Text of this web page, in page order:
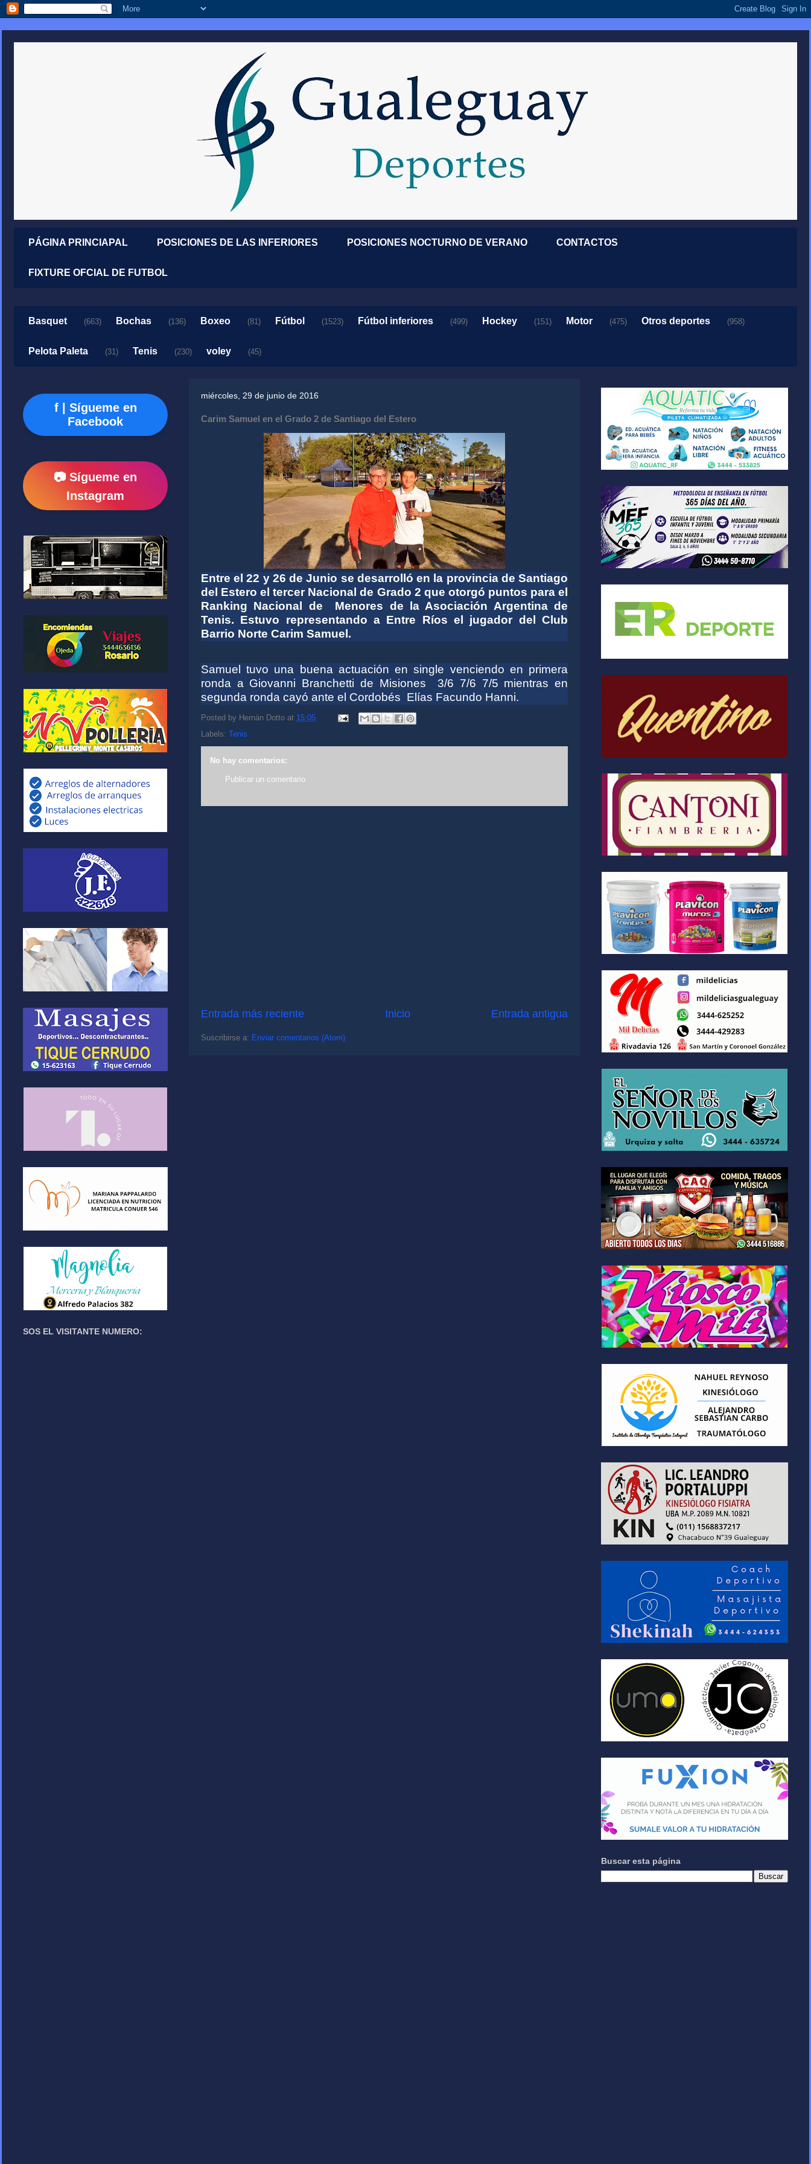
PÁGINA PRINCIAPAL POSICIONES DE LAS INFERIORES POSICIONES NOCTURNO DE VERANO CONTACTOS
FIXTURE OFCIAL DE FUTBOL
Basquet (663) Bochas (136) Boxeo (81) Fútbol (1523) Fútbol inferiores (499) Hockey (151) Motor (475) Otros deportes (958)
Pelota Paleta (31) Tenis (230) voley (45)
miércoles, 29 de junio de 2016
Carim Samuel en el Grado 2 de Santiago del Estero
Entre el 22 y 26 de Junio se desarrolló en la provincia de Santiago
del Estero el tercer Nacional de Grado 2 que otorgó puntos para el
Ranking Nacional de Menores de la Asociación Argentina de
Tenis. Estuvo representando a Entre Ríos el jugador del Club
Barrio Norte Carim Samuel.
Samuel tuvo una buena actuación en single venciendo en primera
ronda a Giovanni Branchetti de Misiones 3/6 7/6 7/5 mientras en
segunda ronda cayó ante el Cordobés Elías Facundo Hanni.
Posted by Hernán Dotto at 15:05
Labels: Tenis
No hay comentarios:
Publicar un comentario
Entrada más reciente Entrada antigua
Inicio
Suscribirse a: Enviar comentarios (Atom)
f | Sígueme en
Facebook
📷 Sígueme en
Instagram
SOS EL VISITANTE NUMERO:
Buscar esta página